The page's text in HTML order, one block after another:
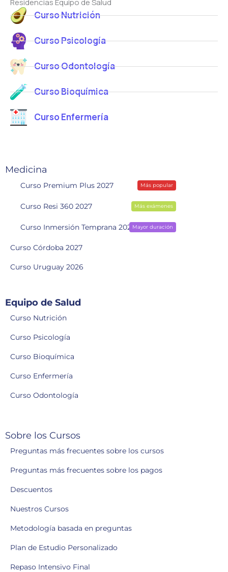
Curso Nutrición
Curso Psicología
Curso Odontología
Curso Bioquímica
Curso Enfermería
Medicina
Curso Premium Plus 2027 Más popular
Curso Resi 360 2027 Más exámenes
Curso Inmersión Temprana 2028Mayor duración
Curso Córdoba 2027
Curso Uruguay 2026
Equipo de Salud
Curso Nutrición
Curso Psicología
Curso Bioquímica
Curso Enfermería
Curso Odontología
Sobre los Cursos
Preguntas más frecuentes sobre los cursos
Preguntas más frecuentes sobre los pagos
Descuentos
Nuestros Cursos
Metodología basada en preguntas
Plan de Estudio Personalizado
Repaso Intensivo Final